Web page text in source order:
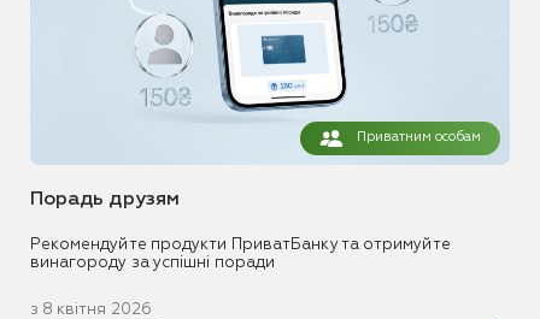
Приватним особам
Порадь друзям
Рекомендуйте продукти ПриватБанку та отримуйте
винагороду за успішні поради
з 8 квітня 2026